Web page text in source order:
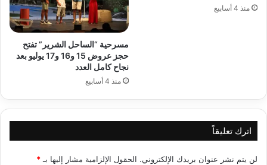
منذ 4 أسابيع
مسرحية “الساحل الشرير” تفتح
حجز عروض 15 و16 و17 يوليو بعد
نجاح كامل العدد
منذ 4 أسابيع
اترك تعليقاً
لن يتم نشر عنوان بريدك الإلكتروني. الحقول الإلزامية مشار إليها بـ *